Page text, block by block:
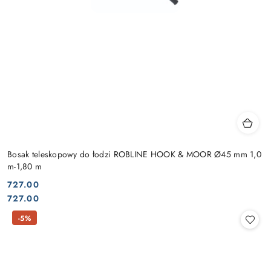
Bosak teleskopowy do łodzi ROBLINE HOOK & MOOR Ø45 mm 1,0
m-1,80 m
Cena:
727.00
Cena:
727.00
-5%